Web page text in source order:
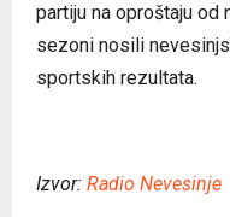
partiju na oproštaju od
sezoni nosili
sportskih rezultata.
Izvor: Radio Nevesinje